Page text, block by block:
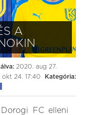
A
2020. aug 27.
okt 24. 17:40
Kategória:
FC elleni